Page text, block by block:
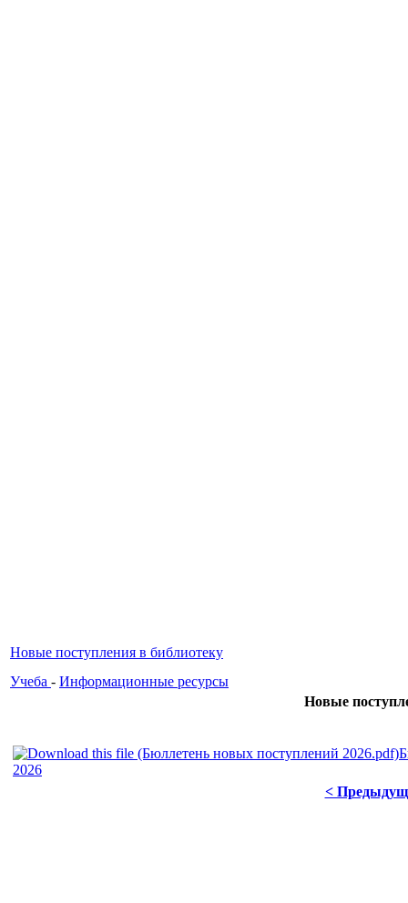
Новые поступления в библиотеку
Учеба - Информационные ресурсы
Новые
2026
<